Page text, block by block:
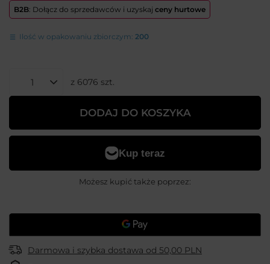
B2B: Dołącz do sprzedawców i uzyskaj ceny hurtowe
Ilość w opakowaniu zbiorczym:200
z 6076 szt.
DODAJ DO KOSZYKA
Możesz kupić także poprzez:
Darmowa i szybka dostawa od 50,00 PLN